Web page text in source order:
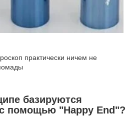
практически ничем не
базируются
помощью "Happy End"?